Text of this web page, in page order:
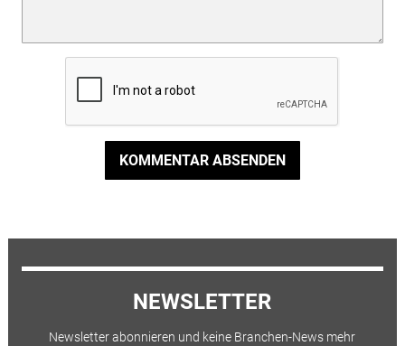
KOMMENTAR ABSENDEN
NEWSLETTER
Newsletter abonnieren und keine Branchen-News mehr